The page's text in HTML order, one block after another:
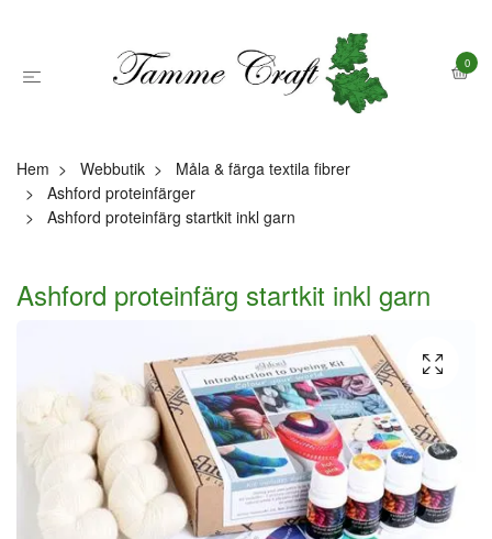
0
Hem Webbutik
Måla & färga textila fibrer
Ashford proteinfärger
Ashford proteinfärg startkit inkl garn
Ashford proteinfärg startkit inkl garn